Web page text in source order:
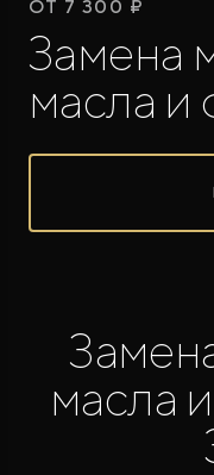
Совершенно новый
ОТ 7 300 ₽
Замена
масла и
масла